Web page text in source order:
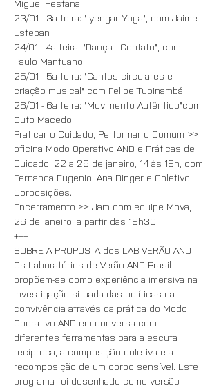
Miguel Pestana
23/01 - 3a feira: "Iyengar Yoga", com Jaime
Esteban
24/01 - 4a feira: "Dança - Contato", com
Paulo Mantuano
25/01 - 5a feira: "Cantos circulares e
criação musical" com Felipe Tupinambá
26/01 - 6a feira: "Movimento Autêntico"com
Guto Macedo
Praticar o Cuidado, Performar o Comum >>
oficina Modo Operativo AND e Práticas de
Cuidado, 22 a 26 de janeiro, 14 às 19h, com
Fernanda Eugenio, Ana Dinger e Coletivo
Corposições.
Encerramento >> Jam com equipe Mova,
26 de janeiro, a partir das 19h30
+++
SOBRE A PROPOSTA dos LAB VERÃO AND
Os Laboratórios de Verão AND Brasil
propõem-se como experiência imersiva na
investigação situada das políticas da
convivência através da prática do Modo
Operativo AND em conversa com
diferentes ferramentas para a escuta
recíproca, a composição coletiva e a
recomposição de um corpo sensível. Este
programa foi desenhado como versão